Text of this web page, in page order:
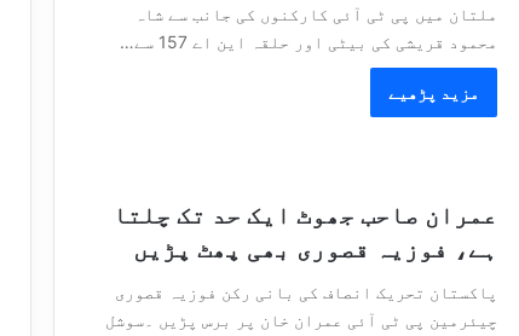
ملتان میں پی ٹی آئی کارکنوں کی جانب سے شاہ
محمود قریشی کی بیٹی اور حلقہ این اے 157 سے…
مزید پڑھیے
عمران صاحب جھوٹ ایک حد تک چلتا
ہے، فوزیہ قصوری بھی پھٹ پڑیں
پاکستان تحریک انصاف کی بانی رکن فوزیہ قصوری
چیئرمین پی ٹی آئی عمران خان پر برس پڑیں ۔سوشل